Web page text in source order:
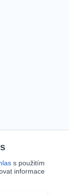
s použitím
informace